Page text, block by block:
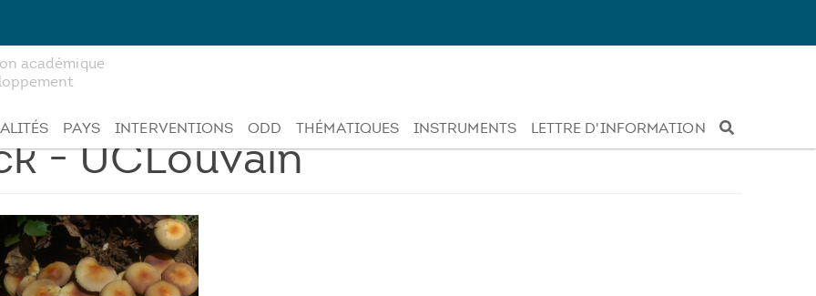
académique
PAYS INTERVENTIONS ODD THÉMATIQUES INSTRUMENTS LETTRE D'INFORMATION
- UCLouvain